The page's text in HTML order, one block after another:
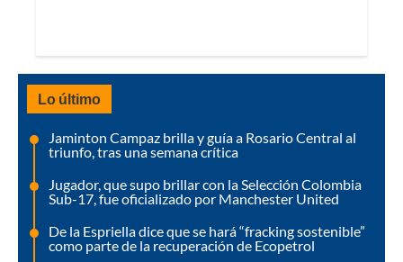
Lo último
Jaminton Campaz brilla y guía a Rosario Central al
triunfo, tras una semana crítica
Jugador, que supo brillar con la Selección Colombia
Sub-17, fue oficializado por Manchester United
De la Espriella dice que se hará “fracking sostenible”
como parte de la recuperación de Ecopetrol